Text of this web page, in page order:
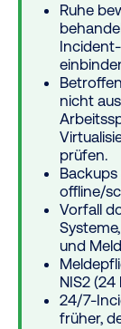
Ruhe
nicht
prüfen.
offline/
Vorfall
und
NIS2 (24
24/7-
früher,